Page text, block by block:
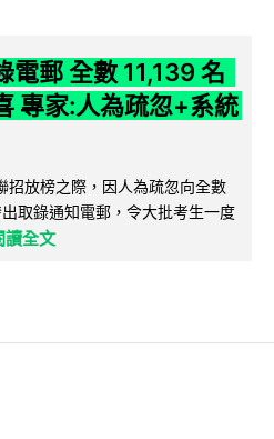
電郵 全數 11,139 名
專家:人為疏忽+系統
招放榜之際，因人為疏忽向全數
取錄通知電郵，令大批考生一度
讀全文